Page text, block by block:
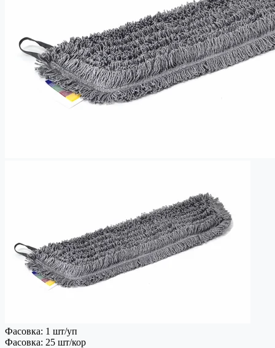
Фасовка: 1 шт/уп
Фасовка: 25 шт/кор